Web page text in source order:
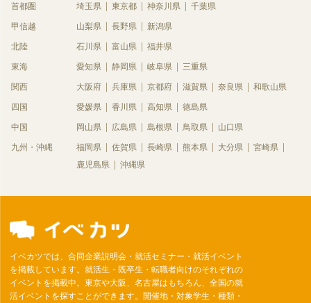
首都圏 埼玉県 東京都 神奈川県 千葉県
甲信越 山梨県 長野県 新潟県
北陸 石川県 富山県 福井県
東海 愛知県 静岡県 岐阜県 三重県
関西 大阪府 兵庫県 京都府 滋賀県 奈良県 和歌山県
四国 愛媛県 香川県 高知県 徳島県
中国 岡山県 広島県 島根県 鳥取県 山口県
九州・沖縄 福岡県 佐賀県 長崎県 熊本県 大分県
宮崎県
鹿児島県
沖縄県
イベカツでは、合同企業説明会・就活セミナー・就活イベント
を掲載しています。就活生・既卒生・転職者向けのそれぞれの
イベントを掲載中。東京や大阪、名古屋はもちろん、全国の就
活イベントを探すことができます。開催地・対象学生・種類・